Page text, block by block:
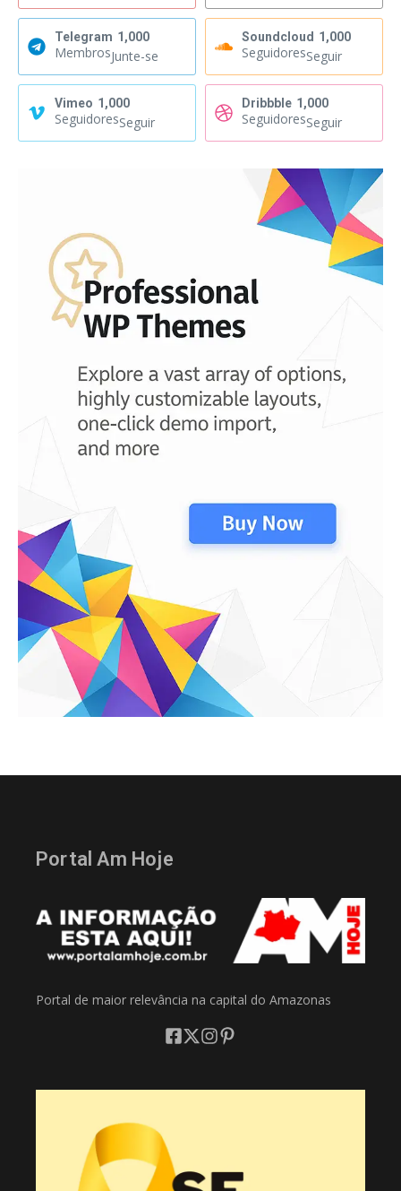
Telegram 1,000
MembrosJunte-se
Soundcloud 1,000
SeguidoresSeguir
Vimeo 1,000
SeguidoresSeguir
Dribbble 1,000
SeguidoresSeguir
Portal Am Hoje
Portal de maior relevância na capital do Amazonas